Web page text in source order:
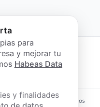
419-420,
· Todos los derechos
para
y mejorar tu
Habeas Data
y finalidades